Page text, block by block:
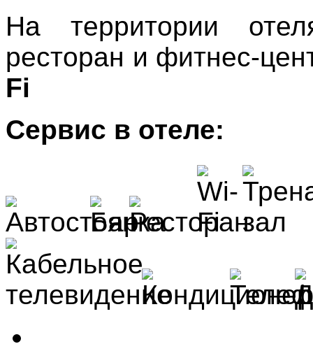
На территории
ресторан и фитнес-
Fi
Сервис в отеле: